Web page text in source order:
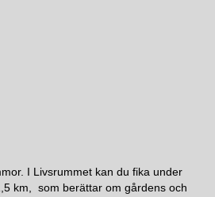
I Livsrummet kan du fika under
km, som berättar om gårdens och